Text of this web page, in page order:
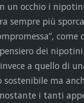
un occhio i
sempre più
come
dei nipotini
a quello di
sostenibile ma
i tanti